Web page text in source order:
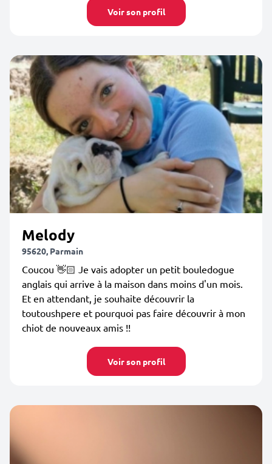
Voir son profil
Melody
95620, Parmain
Coucou 👋🏻 Je vais adopter un petit bouledogue
anglais qui arrive à la maison dans moins d'un mois.
Et en attendant, je souhaite découvrir la
toutoushpere et pourquoi pas faire découvrir à mon
chiot de nouveaux amis !!
Voir son profil